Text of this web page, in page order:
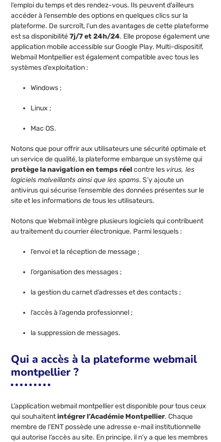
l’emploi du temps et des rendez-vous. Ils peuvent d’ailleurs
accéder à l’ensemble des options en quelques clics sur la
plateforme. De surcroît, l’un des avantages de cette plateforme
est sa disponibilité7j/7 et 24h/24. Elle propose également une
application mobile accessible sur Google Play. Multi-dispositif,
Webmail Montpellier est également compatible avec tous les
systèmes d’exploitation :
Windows ;
Linux ;
Mac OS.
Notons que pour offrir aux utilisateurs une sécurité optimale et
un service de qualité, la plateforme embarque un système qui
protège la navigation en temps réelcontre les virus, les
logiciels malveillants ainsi que les spams. S’y ajoute un
antivirus qui sécurise l’ensemble des données présentes sur le
site et les informations de tous les utilisateurs.
Notons que Webmail intègre plusieurs logiciels qui contribuent
au traitement du courrier électronique. Parmi lesquels :
l’envoi et la réception de message ;
l’organisation des messages ;
la gestion du carnet d’adresses et des contacts ;
l’accès à l’agenda professionnel ;
la suppression de messages.
Qui a accès à la plateforme webmail
montpellier ?
L’application webmail montpellier est disponible pour tous ceux
qui souhaitentintégrer l’Académie Montpellier. Chaque
membre de l’ENT possède une adresse e-mail institutionnelle
qui autorise l’accès au site. En principe, il n’y a que les membres